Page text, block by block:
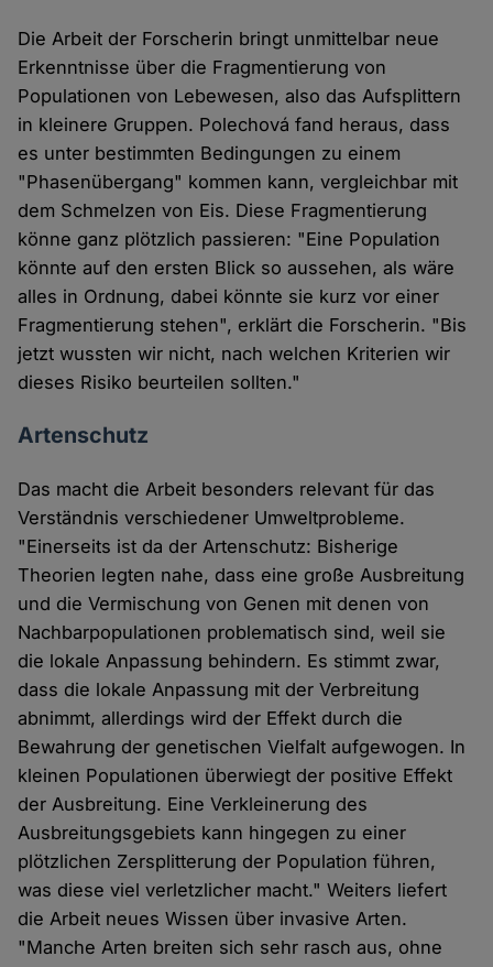
Die Arbeit der Forscherin bringt unmittelbar neue
Erkenntnisse über die Fragmentierung von
Populationen von Lebewesen, also das Aufsplittern
in kleinere Gruppen. Polechová fand heraus, dass
es unter bestimmten Bedingungen zu einem
"Phasenübergang" kommen kann, vergleichbar mit
dem Schmelzen von Eis. Diese Fragmentierung
könne ganz plötzlich passieren: "Eine Population
könnte auf den ersten Blick so aussehen, als wäre
alles in Ordnung, dabei könnte sie kurz vor einer
Fragmentierung stehen", erklärt die Forscherin. "Bis
jetzt wussten wir nicht, nach welchen Kriterien wir
dieses Risiko beurteilen sollten."
Artenschutz
Das macht die Arbeit besonders relevant für das
Verständnis verschiedener Umweltprobleme.
"Einerseits ist da der Artenschutz: Bisherige
Theorien legten nahe, dass eine große Ausbreitung
und die Vermischung von Genen mit denen von
Nachbarpopulationen problematisch sind, weil sie
die lokale Anpassung behindern. Es stimmt zwar,
dass die lokale Anpassung mit der Verbreitung
abnimmt, allerdings wird der Effekt durch die
Bewahrung der genetischen Vielfalt aufgewogen. In
kleinen Populationen überwiegt der positive Effekt
der Ausbreitung. Eine Verkleinerung des
Ausbreitungsgebiets kann hingegen zu einer
plötzlichen Zersplitterung der Population führen,
was diese viel verletzlicher macht." Weiters liefert
die Arbeit neues Wissen über invasive Arten.
"Manche Arten breiten sich sehr rasch aus, ohne